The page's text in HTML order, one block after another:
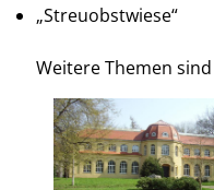
„Streuobstwiese“
Weitere Themen